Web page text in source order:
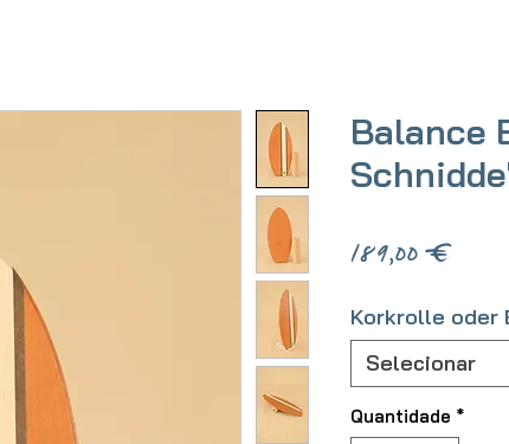
Balance
189,00 €Preço
Korkrolle oder
Selecionar
Quantidade *